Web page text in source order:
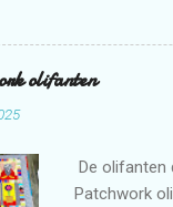
olifanten
De
Patchwork